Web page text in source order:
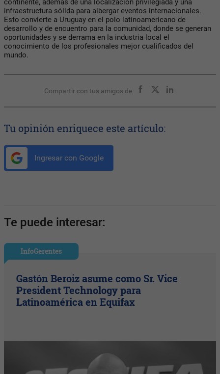
infraestructura sólida para albergar eventos internacionales.
Esto convierte a Uruguay en el polo latinoamericano de
desarrollo y de encuentro para la comunidad, donde se generan
oportunidades y se derrama en la industria local el
conocimiento de los profesionales mejor cualificados del
mundo.
Compartir con tus amigos de
Tu opinión enriquece este artículo:
Ingresar con Google
Te puede interesar:
InfoGerentes
Gastón Beroiz asume como Sr. Vice
President Technology para
Latinoamérica en Equifax